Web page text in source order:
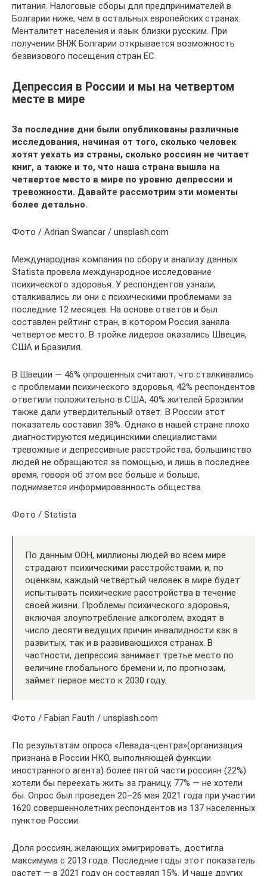
питания. Налоговые сборы для предпринимателей в
Болгарии ниже, чем в остальных европейских странах.
Менталитет населения и язык близки русским. При
получении ВНЖ Болгарии открывается возможность
безвизового посещения стран ЕС.
Депрессия в России и мы на четвертом
месте в мире
За последние дни были опубликованы различные
исследования, начиная от того, сколько человек
хотят уехать из страны, сколько россиян не читает
книг, а также и то, что наша страна вышла на
четвертое место в мире по уровню депрессии и
тревожности. Давайте рассмотрим эти моменты
более детально.
Фото / Adrian Swancar / unsplash.com
Международная компания по сбору и анализу данных
Statista провела международное исследование
психического здоровья. У респондентов узнали,
сталкивались ли они с психическими проблемами за
последние 12 месяцев. На основе ответов и был
составлен рейтинг стран, в котором Россия заняла
четвертое место. В тройке лидеров оказались Швеция,
США и Бразилия.
В Швеции — 46% опрошенных считают, что сталкивались
с проблемами психического здоровья, 42% респондентов
ответили положительно в США, 40% жителей Бразилии
также дали утвердительный ответ. В России этот
показатель составил 38%. Однако в нашей стране плохо
диагностируются медицинскими специалистами
тревожные и депрессивные расстройства, большинство
людей не обращаются за помощью, и лишь в последнее
время, говоря об этом все больше и больше,
поднимается информированность общества.
Фото / Statista
По данным ООН, миллионы людей во всем мире
страдают психическими расстройствами, и, по
оценкам, каждый четвертый человек в мире будет
испытывать психические расстройства в течение
своей жизни. Проблемы психического здоровья,
включая злоупотребление алкоголем, входят в
число десяти ведущих причин инвалидности как в
развитых, так и в развивающихся странах. В
частности, депрессия занимает третье место по
величине глобального бремени и, по прогнозам,
займет первое место к 2030 году.
Фото / Fabian Fauth / unsplash.com
По результатам опроса «Левада-центра»(организация
признана в России НКО, выполняющей функции
иностранного агента) более пятой части россиян (22%)
хотели бы переехать жить за границу, 77% — не хотели
бы. Опрос был проведен 20–26 мая 2021 года при участии
1620 совершеннолетних респондентов из 137 населенных
пунктов России.
Доля россиян, желающих эмигрировать, достигла
максимума с 2013 года. Последние годы этот показатель
растет — в 2021 году он составлял 15%. И чаще других